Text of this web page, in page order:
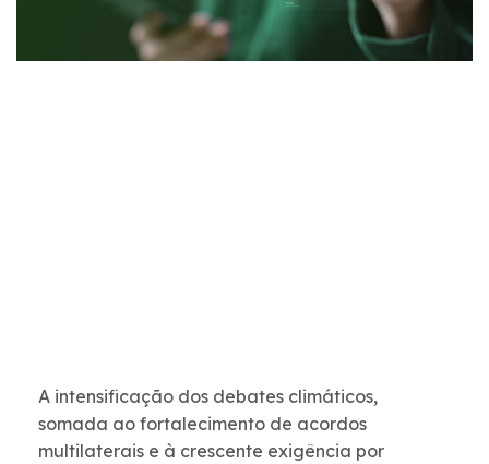
A intensificação dos debates climáticos,
somada ao fortalecimento de acordos
multilaterais e à crescente exigência por